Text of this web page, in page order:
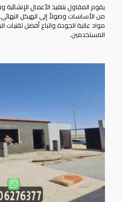
يقوم المقاول بتنفيذ الأعمال الإنشائية
من الأساسات وصولاً إلى الهيكل
مواد عالية الجودة واتباع أفضل تقنيات
المستخدمين.